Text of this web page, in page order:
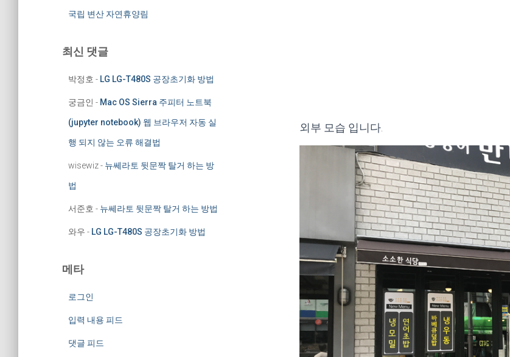
국립 변산 자연휴양림
최신 댓글
박정호 - LG LG-T480S 공장초기화 방법
궁금인 - Mac OS Sierra 주피터 노트북
(jupyter notebook) 웹 브라우저 자동 실
행 되지 않는 오류 해결법
wisewiz- 뉴쎄라토 뒷문짝 탈거 하는 방
법
서준호 - 뉴쎄라토 뒷문짝 탈거 하는 방법
와우 - LG LG-T480S 공장초기화 방법
메타
로그인
입력 내용 피드
댓글 피드
외부 모습 입니다.